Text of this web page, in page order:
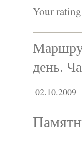
Your
день.
02.10.2009